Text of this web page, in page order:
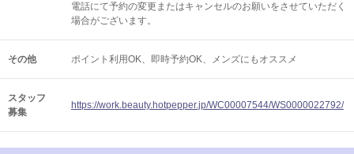
電話にて予約の変更またはキャンセルのお願いをさせていただく
場合がございます。
その他 ポイント利用OK 即時予約OK メンズにもオススメ
スタッフ
募集
https://work.beauty.hotpepper.jp/WC00007544/WS0000022792/